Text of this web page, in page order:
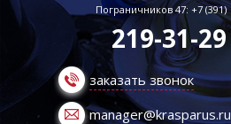
Пограничников 47: +7 (391)
219-31-29
заказать звонок
manager@krasparus.ru